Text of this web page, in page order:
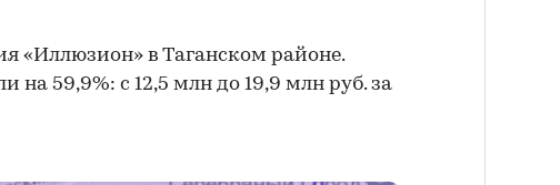
«Иллюзион» в Таганском районе.
на 59,9%: с 12,5 млн до 19,9 млн руб. за